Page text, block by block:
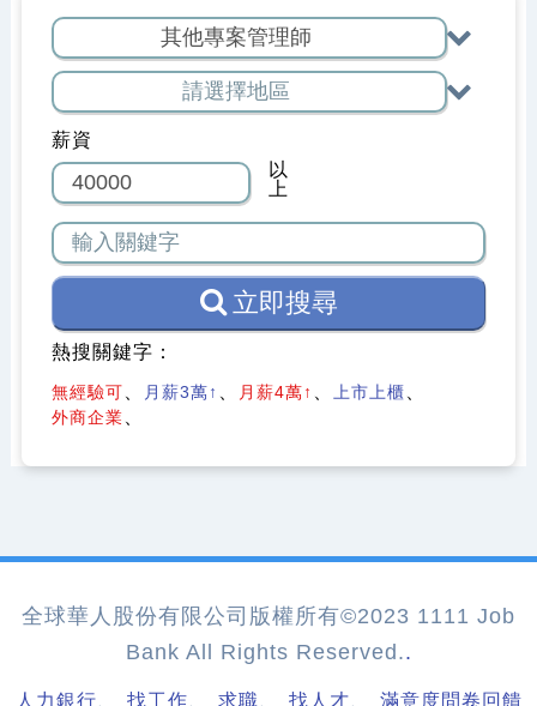
薪資
以
上
立即搜尋
熱搜關鍵字：
無經驗可 月薪3萬↑ 月薪4萬↑
上市上櫃
外商企業
全球華人股份有限公司版權所有©2023 1111 Job
Bank All Rights Reserved..
人力銀行、 找工作、 求職、 找人才、 滿意度問卷回饋